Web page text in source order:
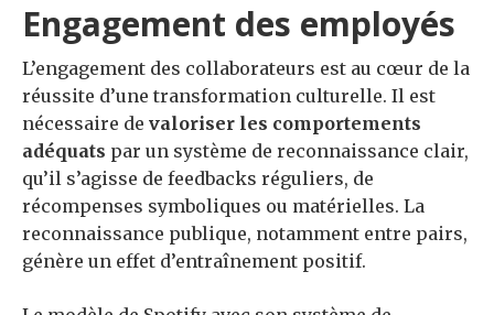
Engagement des employés
L’engagement des collaborateurs est au cœur de la
réussite d’une transformation culturelle. Il est
nécessaire de valoriser les comportements
adéquats par un système de reconnaissance clair,
qu’il s’agisse de feedbacks réguliers, de
récompenses symboliques ou matérielles. La
reconnaissance publique, notamment entre pairs,
génère un effet d’entraînement positif.